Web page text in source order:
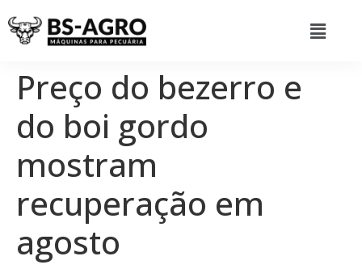
Preço do bezerro e
do boi gordo
mostram
recuperação em
agosto